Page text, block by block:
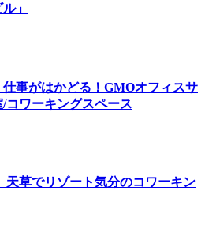
」
事がはかどる！GMOオフィスサ
コワーキングスペース
天草でリゾート気分のコワーキン